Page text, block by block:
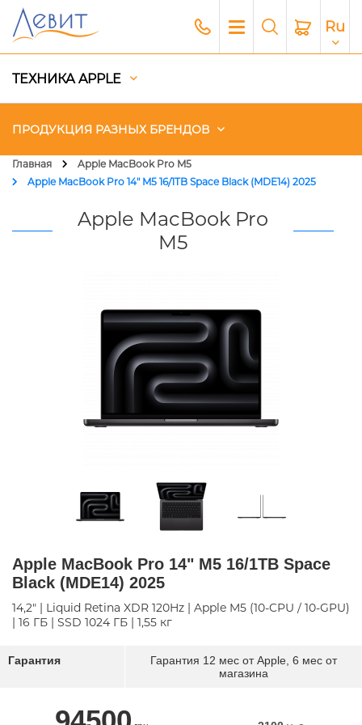
Ru
ТЕХНИКА APPLE
ПРОДУКЦИЯ РАЗНЫХ БРЕНДОВ
Чехлы
Акустика
Платный сервис Apple
Главная
Apple MacBook Pro M5
Apple MacBook Pro 14" M5 16/1TB Space Black (MDE14) 2025
Apple MacBook Pro
M5
Apple MacBook Pro 14" M5 16/1TB Space
Black (MDE14) 2025
14,2" | Liquid Retina XDR 120Hz | Apple M5 (10-CPU / 10-GPU)
| 16 ГБ | SSD 1024 ГБ | 1,55 кг
Гарантия
Гарантия 12 мес от Apple, 6 мес от
магазина